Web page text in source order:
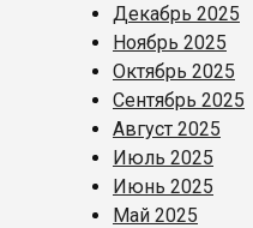
Декабрь 2025
Ноябрь 2025
Октябрь 2025
Сентябрь 2025
Август 2025
Июль 2025
Июнь 2025
Май 2025